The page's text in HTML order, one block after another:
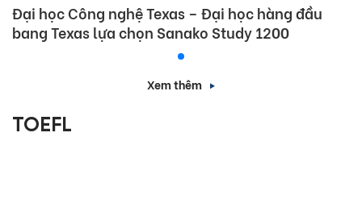
Đại học Công nghệ Texas – Đại học hàng đầu
bang Texas lựa chọn Sanako Study 1200
Xem thêm
TOEFL